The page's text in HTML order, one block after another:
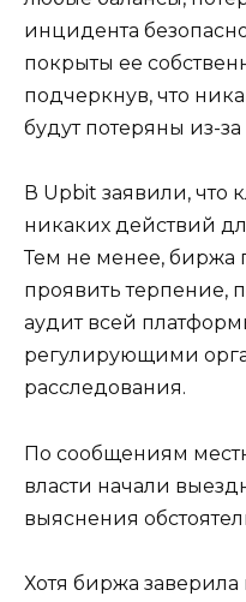
инцидента
покрыты ее
подчеркнув, что
будут потеряны из-
В Upbit заявили, что
никаких действий
Тем не менее, биржа
проявить терпение,
аудит всей
регулирующими
расследования.
По сообщениям
власти начали
выяснения
Хотя биржа заверила